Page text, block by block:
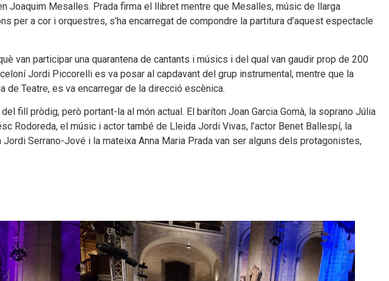
Joaquim Mesalles. Prada firma el llibret mentre que Mesalles, músic de llarga
per a cor i orquestres, s’ha encarregat de compondre la partitura d’aquest espectacle
van participar una quarantena de cantants i músics i del qual van gaudir prop de 200
Jordi Piccorelli es va posar al capdavant del grup instrumental, mentre que la
de Teatre, es va encarregar de la direcció escènica.
fill pròdig, però portant-la al món actual. El baríton Joan Garcia Gomà, la soprano Júlia
Rodoreda, el músic i actor també de Lleida Jordi Vivas, l’actor Benet Ballespí, la
Serrano-Jové i la mateixa Anna Maria Prada van ser alguns dels protagonistes,